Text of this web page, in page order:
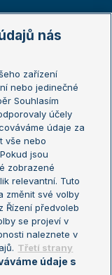
nás
zařízení
nebo jedinečné
Souhlasím
účely
údaje za
vše nebo
jsou
zobrazené
relevantní. Tuto
změnit své volby
Řízení předvoleb
se projeví v
naleznete v
Třetí strany
údaje s